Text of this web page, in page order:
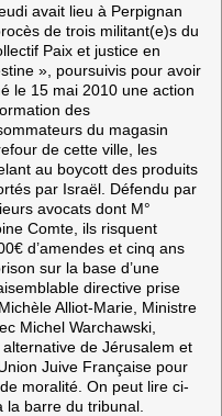
avait lieu à Perpignan
de trois militant(e)s du
Paix et justice en
», poursuivis pour avoir
le 15 mai 2010 une action
des
du magasin
de cette ville, les
au boycott des produits
par Israël. Défendu par
avocats dont M°
Comte, ils risquent
d’amendes et cinq ans
sur la base d’une
directive prise
Alliot-Marie, Ministre
Michel Warchawski,
de Jérusalem et
Juive Française pour
moralité. On peut lire ci-
barre du tribunal.